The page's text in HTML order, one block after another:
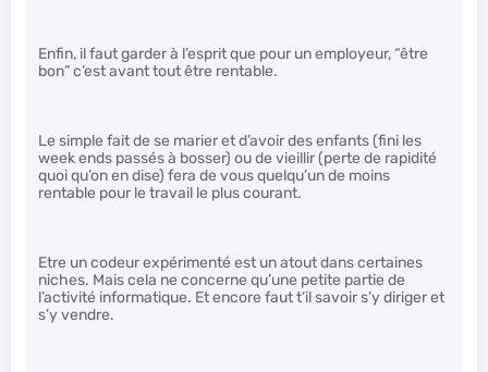
Enfin, il faut garder à l’esprit que pour un employeur, “être
bon” c’est avant tout être rentable.
Le simple fait de se marier et d’avoir des enfants (fini les
week ends passés à bosser) ou de vieillir (perte de rapidité
quoi qu’on en dise) fera de vous quelqu’un de moins
rentable pour le travail le plus courant.
Etre un codeur expérimenté est un atout dans certaines
niches. Mais cela ne concerne qu’une petite partie de
l’activité informatique. Et encore faut t’il savoir s’y diriger et
s’y vendre.